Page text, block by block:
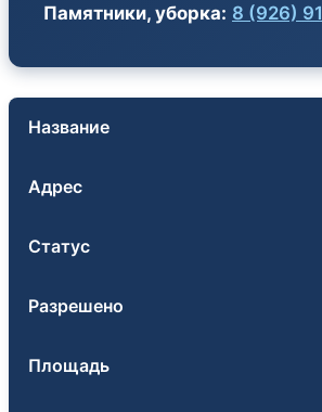
Памятники, уборка: 8 (926)
Название
Адрес
Статус
Разрешено
Площадь